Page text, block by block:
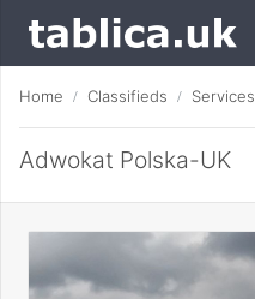
Home Classifieds Services
Adwokat Polska-UK